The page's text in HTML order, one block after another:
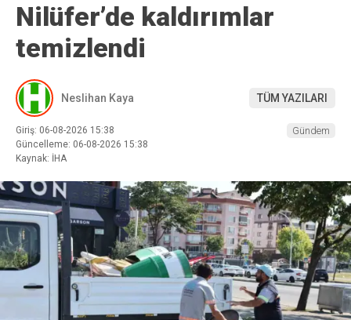
Nilüfer’de kaldırımlar
temizlendi
Neslihan Kaya TÜM YAZILARI
Giriş: 06-08-2026 15:38
Güncelleme: 06-08-2026 15:38
Kaynak: İHA
Gündem